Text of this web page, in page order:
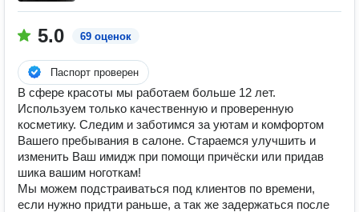
5.0 69 оценок
Паспорт проверен
В сфере красоты мы работаем больше 12 лет.
Используем только качественную и проверенную
косметику. Следим и заботимся за уютам и комфортом
Вашего пребывания в салоне. Стараемся улучшить и
изменить Ваш имидж при помощи причёски или придав
шика вашим ноготкам!
Мы можем подстраиваться под клиентов по времени,
если нужно придти раньше, а так же задержаться после